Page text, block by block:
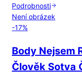
Podrobnosti
Není obrázek
-17%
Body Nejsem
Člověk Sotva